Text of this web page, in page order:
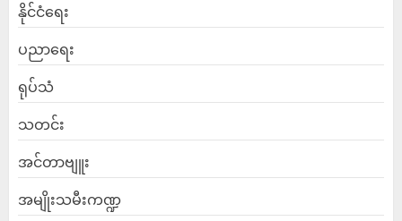
နိုင်ငံရေး
ပညာရေး
ရုပ်သံ
သတင်း
အင်တာဗျူး
အမျိုးသမီးကဏ္ဍ